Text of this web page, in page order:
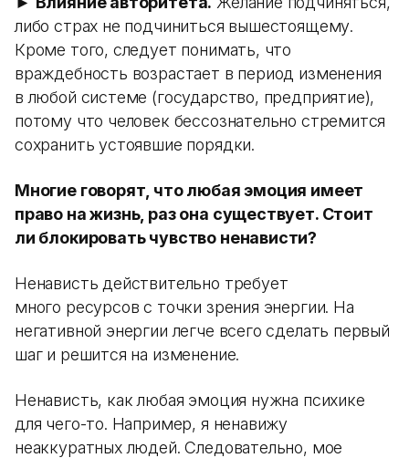
либо страх не подчиниться вышестоящему.
Кроме того, следует понимать, что
враждебность возрастает в период изменения
в любой системе (государство, предприятие),
потому что человек бессознательно стремится
сохранить устоявшие порядки.
Многие говорят, что любая эмоция имеет
право на жизнь, раз она существует. Стоит
ли блокировать чувство ненависти?
Ненависть действительно требует
много ресурсов с точки зрения энергии. На
негативной энергии легче всего сделать первый
шаг и решится на изменение.
Ненависть, как любая эмоция нужна психике
для чего-то. Например, я ненавижу
неаккуратных людей. Следовательно, мое